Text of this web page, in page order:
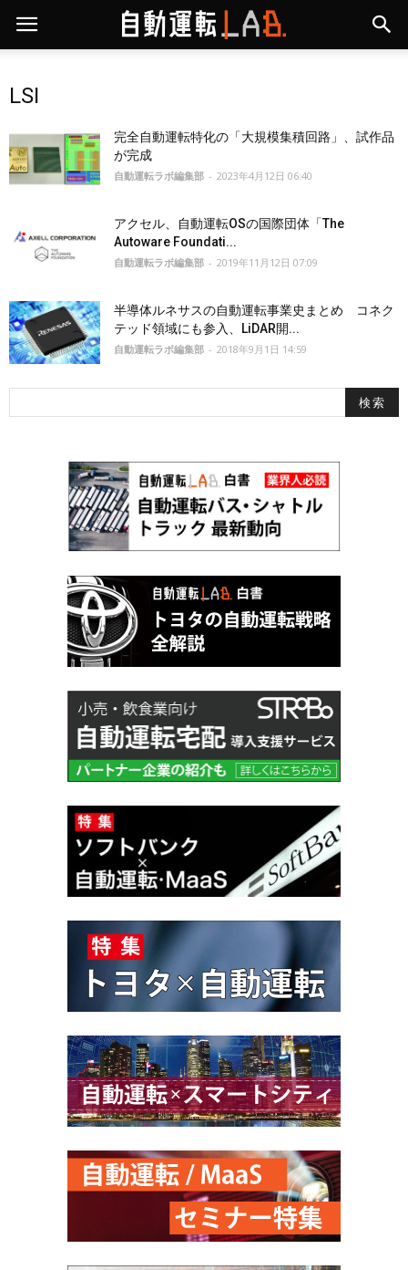
LSI
完全自動運転特化の「大規模集積回路」、試作品
が完成
自動運転ラボ編集部 - 2023年4月12日 06:40
アクセル、自動運転OSの国際団体「The
Autoware Foundati...
自動運転ラボ編集部 - 2019年11月12日 07:09
半導体ルネサスの自動運転事業史まとめ コネク
テッド領域にも参入、LiDAR開...
自動運転ラボ編集部 - 2018年9月1日 14:59